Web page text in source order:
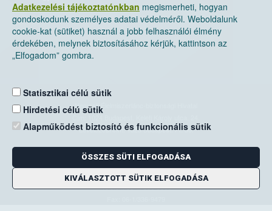
Adatkezelési tájékoztatónkban megismerheti, hogyan
gondoskodunk személyes adatai védelméről. Weboldalunk
cookie-kat (sütiket) használ a jobb felhasználói élmény
érdekében, melynek biztosításához kérjük, kattintson az
„Elfogadom” gombra.
Statisztikai célú sütik
Hirdetési célú sütik
Alapműködést biztosító és funkcionális sütik
ÖSSZES SÜTI ELFOGADÁSA
KIVÁLASZTOTT SÜTIK ELFOGADÁSA
Nemzeti Élelmiszerlánc-biztonsági Hivatal
Levelezési cím: 1525 Budapest. Pf. 30.
E-mail:ugyfelszolgalat@nebih.gov.hu
Zöld szám: 06-80/263-244
Telefon: 06-1/ 336-9000